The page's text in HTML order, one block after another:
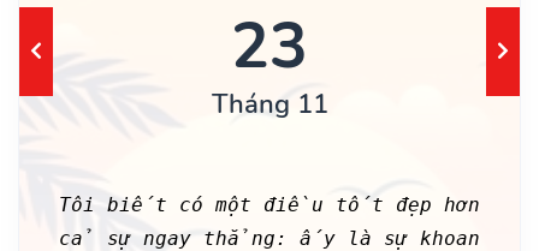
23
Tháng 11
Tôi biết có một điều tốt đẹp hơn
cả sự ngay thẳng: ấy là sự khoan